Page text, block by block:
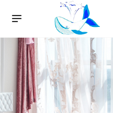
Заполните анкету на